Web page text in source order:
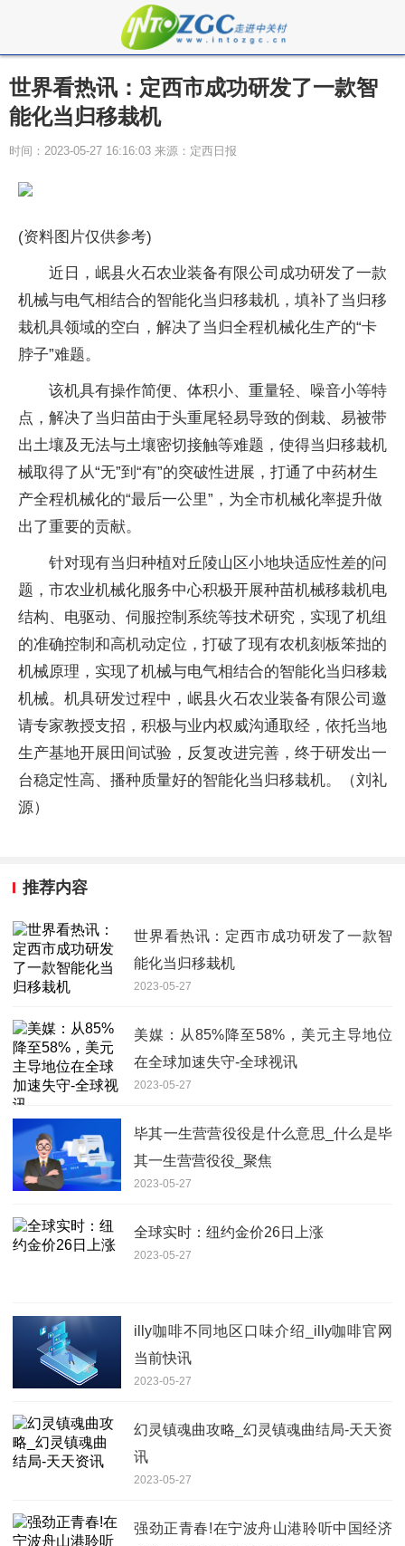
世界看热讯：定西市成功研发了一款智
能化当归移栽机
时间：2023-05-27 16:16:03 来源：定西日报
(资料图片仅供参考)
近日，岷县火石农业装备有限公司成功研发了一款
机械与电气相结合的智能化当归移栽机，填补了当归移
栽机具领域的空白，解决了当归全程机械化生产的“卡
脖子”难题。
该机具有操作简便、体积小、重量轻、噪音小等特
点，解决了当归苗由于头重尾轻易导致的倒栽、易被带
出土壤及无法与土壤密切接触等难题，使得当归移栽机
械取得了从“无”到“有”的突破性进展，打通了中药材生
产全程机械化的“最后一公里”，为全市机械化率提升做
出了重要的贡献。
针对现有当归种植对丘陵山区小地块适应性差的问
题，市农业机械化服务中心积极开展种苗机械移栽机电
结构、电驱动、伺服控制系统等技术研究，实现了机组
的准确控制和高机动定位，打破了现有农机刻板笨拙的
机械原理，实现了机械与电气相结合的智能化当归移栽
机械。机具研发过程中，岷县火石农业装备有限公司邀
请专家教授支招，积极与业内权威沟通取经，依托当地
生产基地开展田间试验，反复改进完善，终于研发出一
台稳定性高、播种质量好的智能化当归移栽机。（刘礼
源）
推荐内容
世界看热讯：定西市成功研发了一款智
能化当归移栽机
2023-05-27
美媒：从85%降至58%，美元主导地位
在全球加速失守-全球视讯
2023-05-27
毕其一生营营役役是什么意思_什么是毕
其一生营营役役_聚焦
2023-05-27
全球实时：纽约金价26日上涨
2023-05-27
illy咖啡不同地区口味介绍_illy咖啡官网
当前快讯
2023-05-27
幻灵镇魂曲攻略_幻灵镇魂曲结局-天天资
讯
2023-05-27
强劲正青春!在宁波舟山港聆听中国经济